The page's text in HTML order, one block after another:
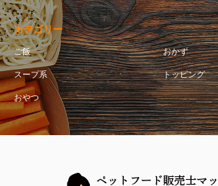
カテゴリー
ご飯 おかず
スープ系 トッピング
おやつ